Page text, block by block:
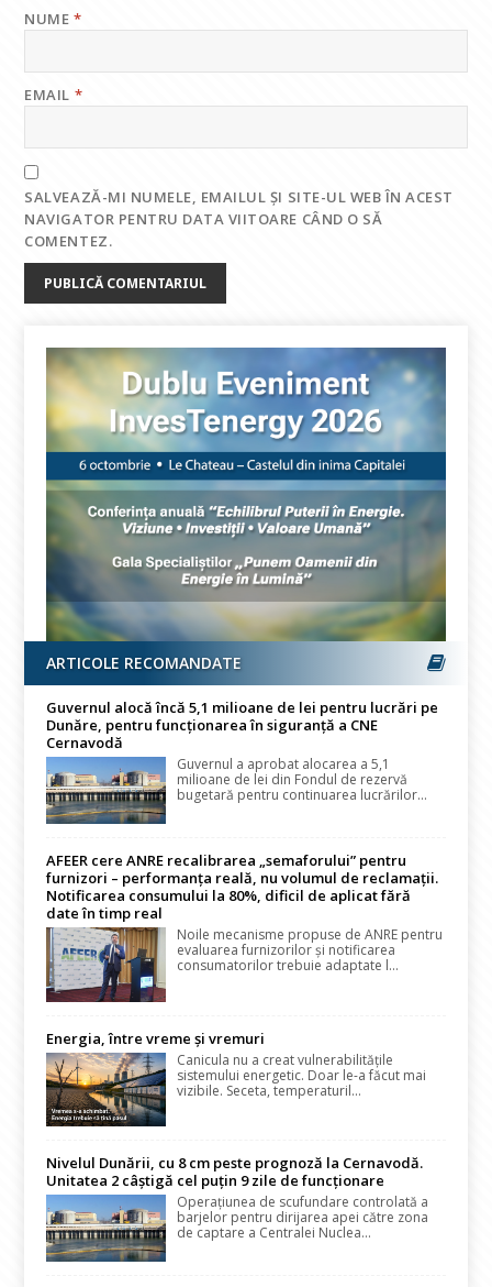
NUME*
EMAIL *
SALVEAZĂ-MI NUMELE, EMAILUL ȘI SITE-UL WEB ÎN ACEST
NAVIGATOR PENTRU DATA VIITOARE CÂND O SĂ
COMENTEZ.
ARTICOLE RECOMANDATE
Guvernul alocă încă 5,1 milioane de lei pentru lucrări pe
Dunăre, pentru funcționarea în siguranță a CNE
Cernavodă
Guvernul a aprobat alocarea a 5,1
milioane de lei din Fondul de rezervă
bugetară pentru continuarea lucrărilor...
AFEER cere ANRE recalibrarea „semaforului” pentru
furnizori – performanța reală, nu volumul de reclamații.
Notificarea consumului la 80%, dificil de aplicat fără
date în timp real
Noile mecanisme propuse de ANRE pentru
evaluarea furnizorilor și notificarea
consumatorilor trebuie adaptate l...
Energia, între vreme și vremuri
Canicula nu a creat vulnerabilitățile
sistemului energetic. Doar le-a făcut mai
vizibile. Seceta, temperaturil...
Nivelul Dunării, cu 8 cm peste prognoză la Cernavodă.
Unitatea 2 câștigă cel puțin 9 zile de funcționare
Operațiunea de scufundare controlată a
barjelor pentru dirijarea apei către zona
de captare a Centralei Nuclea...